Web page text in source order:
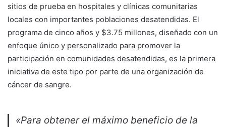
sitios de prueba en hospitales y clínicas comunitarias
locales con importantes poblaciones desatendidas. El
programa de cinco años y $3.75 millones, diseñado con un
enfoque único y personalizado para promover la
participación en comunidades desatendidas, es la primera
iniciativa de este tipo por parte de una organización de
cáncer de sangre.
«Para obtener el máximo beneficio de la